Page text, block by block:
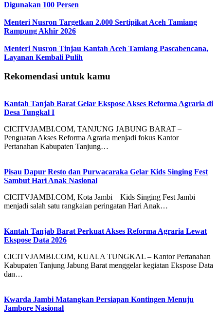
Digunakan 100 Persen
Menteri Nusron Targetkan 2.000 Sertipikat Aceh Tamiang
Rampung Akhir 2026
Menteri Nusron Tinjau Kantah Aceh Tamiang Pascabencana,
Layanan Kembali Pulih
Rekomendasi untuk kamu
Kantah Tanjab Barat Gelar Ekspose Akses Reforma Agraria di
Desa Tungkal I
CICITVJAMBI.COM, TANJUNG JABUNG BARAT –
Penguatan Akses Reforma Agraria menjadi fokus Kantor
Pertanahan Kabupaten Tanjung…
Pisau Dapur Resto dan Purwacaraka Gelar Kids Singing Fest
Sambut Hari Anak Nasional
CICITVJAMBI.COM, Kota Jambi – Kids Singing Fest Jambi
menjadi salah satu rangkaian peringatan Hari Anak…
Kantah Tanjab Barat Perkuat Akses Reforma Agraria Lewat
Ekspose Data 2026
CICITVJAMBI.COM, KUALA TUNGKAL – Kantor Pertanahan
Kabupaten Tanjung Jabung Barat menggelar kegiatan Ekspose Data
dan…
Kwarda Jambi Matangkan Persiapan Kontingen Menuju
Jambore Nasional